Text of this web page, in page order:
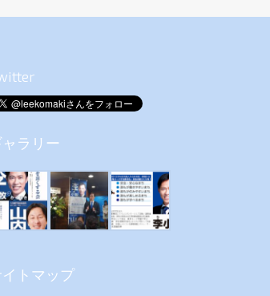
ャラリー
トマップ